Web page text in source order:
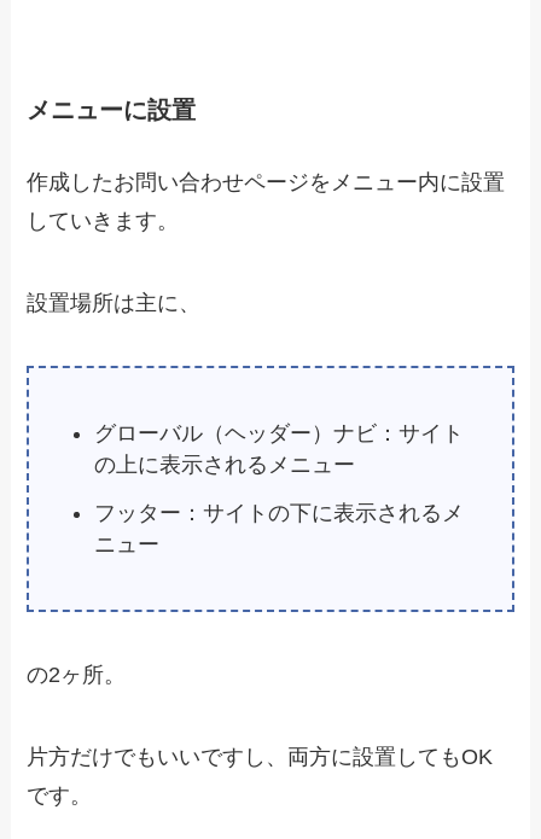
メニューに設置
作成したお問い合わせページをメニュー内に設置
していきます。
設置場所は主に、
グローバル（ヘッダー）ナビ：サイト
の上に表示されるメニュー
フッター：サイトの下に表示されるメ
ニュー
の2ヶ所。
片方だけでもいいですし、両方に設置してもOK
です。